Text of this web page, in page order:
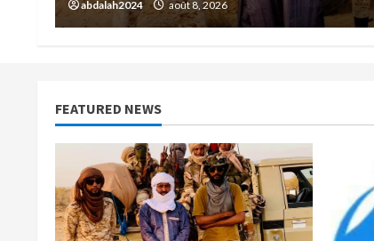
abdalah2024 août 3, 2026
FEATURED NEWS